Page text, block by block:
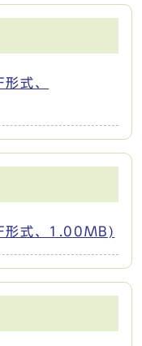
式、
形式、1.00MB)